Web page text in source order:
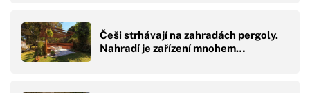
Češi strhávají na zahradách pergoly.
Nahradí je zařízení mnohem…